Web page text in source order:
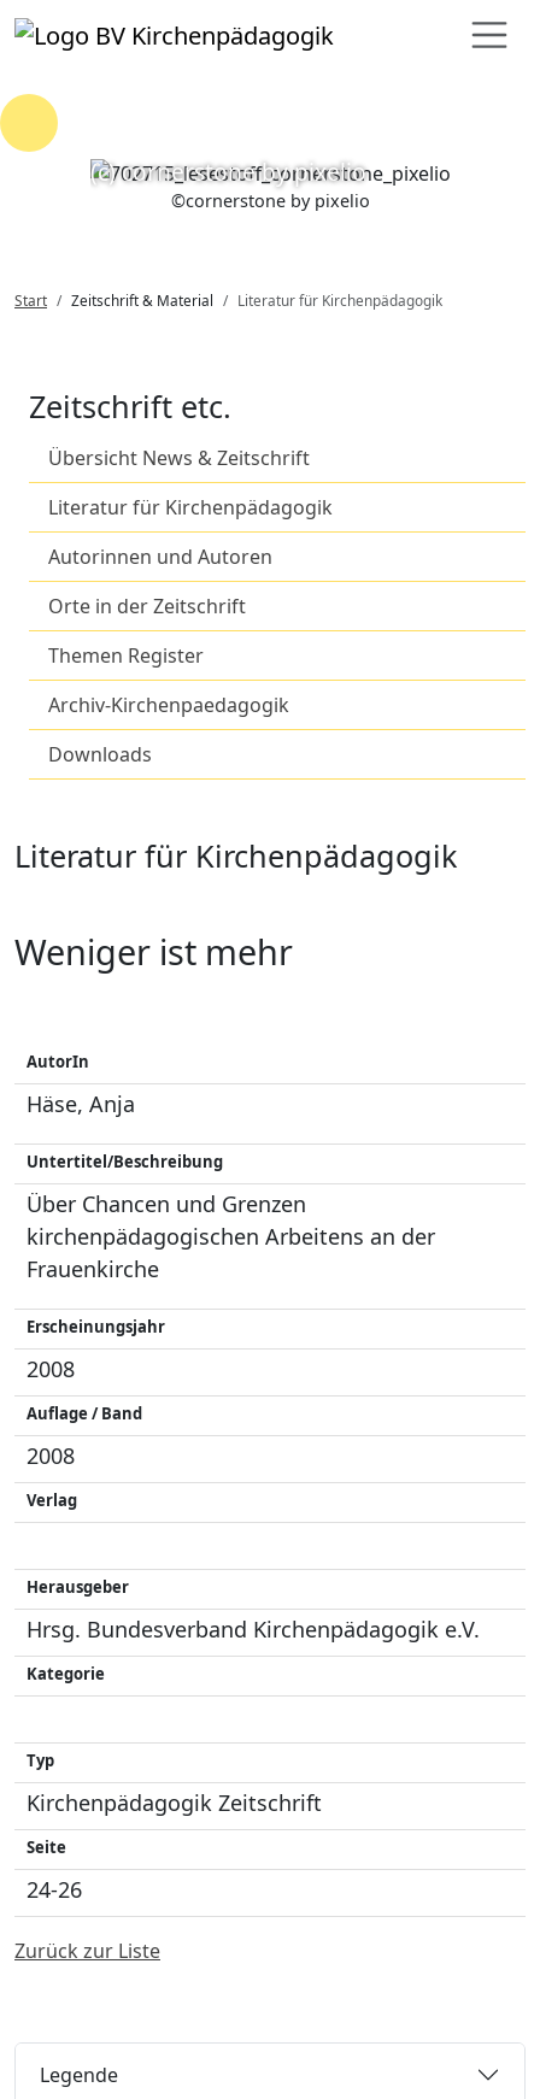
Loading...
©cornerstone by pixelio
(c) cornerstone by pixelio
Start Zeitschrift & Material Literatur für Kirchenpädagogik
Zeitschrift etc.
Übersicht News & Zeitschrift
Literatur für Kirchenpädagogik
Autorinnen und Autoren
Orte in der Zeitschrift
Themen Register
Archiv-Kirchenpaedagogik
Downloads
Literatur für Kirchenpädagogik
Weniger ist mehr
AutorIn
Häse, Anja
Untertitel/Beschreibung
Über Chancen und Grenzen
kirchenpädagogischen Arbeitens an der
Frauenkirche
Erscheinungsjahr
2008
Auflage / Band
2008
Verlag
Herausgeber
Hrsg. Bundesverband Kirchenpädagogik e.V.
Kategorie
Typ
Kirchenpädagogik Zeitschrift
Seite
24-26
Zurück zur Liste
Legende